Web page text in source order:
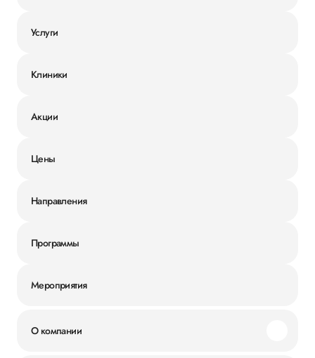
Услуги
Клиники
Акции
Цены
Направления
Программы
Мероприятия
О компании